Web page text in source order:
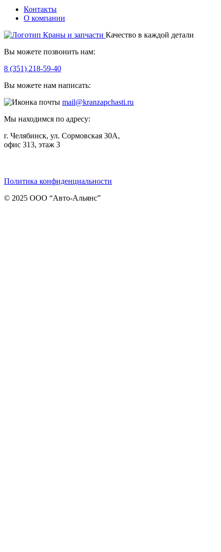
Контакты
О компании
Качество в каждой детали
Вы можете позвонить нам:
8 (351) 218-59-40
Вы можете нам написать:
mail@kranzapchasti.ru
Мы находимся по адресу:
г. Челябинск, ул. Сормовская 30А,
офис 313, этаж 3
Политика конфиденциальности
© 2025 ООО “Авто-Альянс”